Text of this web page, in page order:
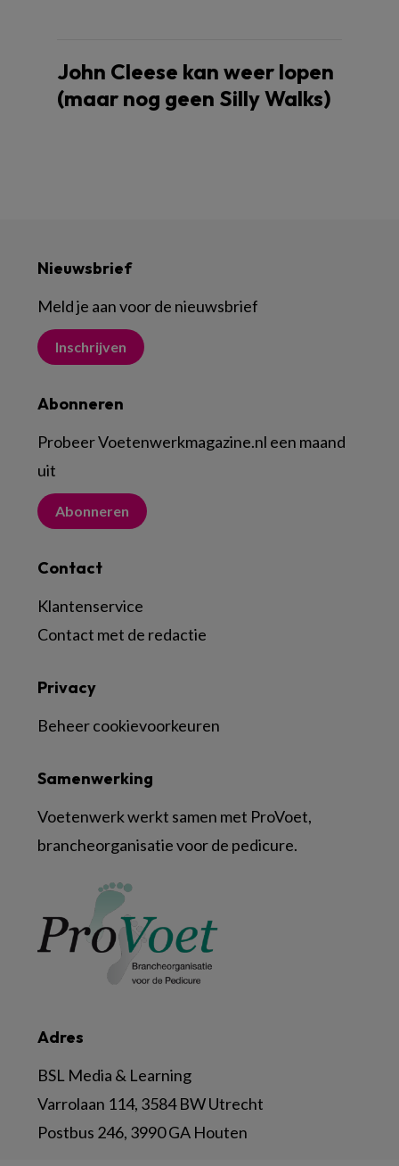
John Cleese kan weer lopen
(maar nog geen Silly Walks)
Nieuwsbrief
Meld je aan voor de nieuwsbrief
Inschrijven
Abonneren
Probeer Voetenwerkmagazine.nl een maand
uit
Abonneren
Contact
Klantenservice
Contact met de redactie
Adres
BSL Media & Learning
Varrolaan 114, 3584 BW Utrecht
Postbus 246, 3990 GA Houten
Samenwerking
Voetenwerk werkt samen met ProVoet,
brancheorganisatie voor de pedicure.
Privacy
Beheer cookievoorkeuren